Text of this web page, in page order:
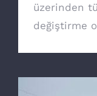
üzerinden
değiştirme